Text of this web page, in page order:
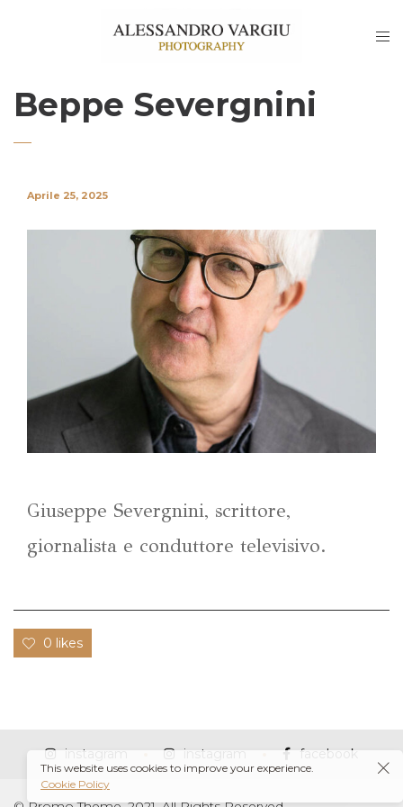
Beppe Severgnini
Aprile 25, 2025
Giuseppe Severgnini, scrittore,
giornalista e conduttore televisivo.
0 likes
instagram instagram facebook
This website uses cookies to improve your experience.
Cookie Policy